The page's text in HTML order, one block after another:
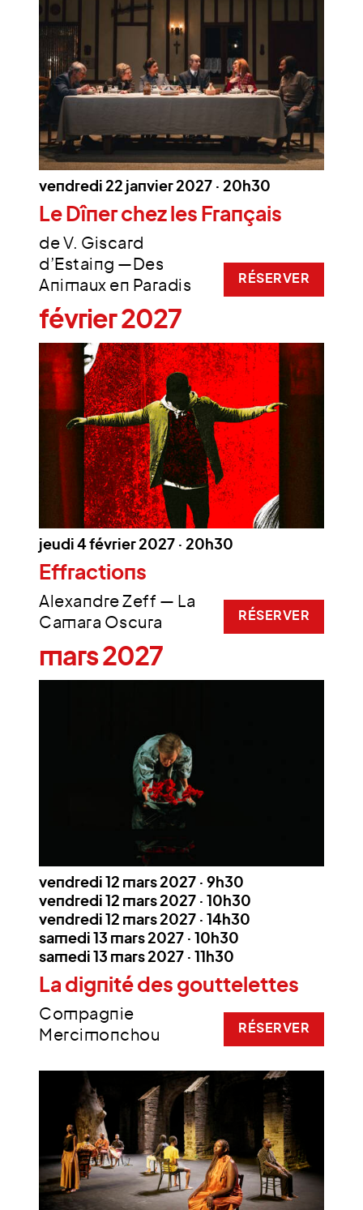
vendredi 22 janvier 2027 · 20h30
Le Dîner chez les Français
de V. Giscard
d’Estaing —Des
Animaux en Paradis
RÉSERVER
février 2027
jeudi 4 février 2027 · 20h30
Effractions
Alexandre Zeff — La
Camara Oscura
RÉSERVER
mars 2027
vendredi 12 mars 2027 · 9h30
vendredi 12 mars 2027 · 10h30
vendredi 12 mars 2027 · 14h30
samedi 13 mars 2027 · 10h30
samedi 13 mars 2027 · 11h30
La dignité des gouttelettes
Compagnie
Mercimonchou
RÉSERVER